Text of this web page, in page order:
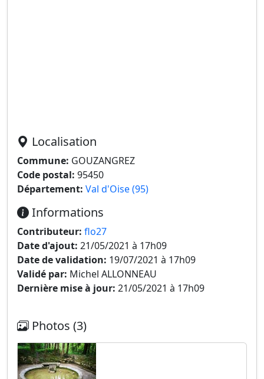
Localisation
Commune: GOUZANGREZ
Code postal: 95450
Département: Val d'Oise (95)
Informations
Contributeur: flo27
Date d'ajout: 21/05/2021 à 17h09
Date de validation: 19/07/2021 à 17h09
Validé par: Michel ALLONNEAU
Dernière mise à jour: 21/05/2021 à 17h09
Photos (3)